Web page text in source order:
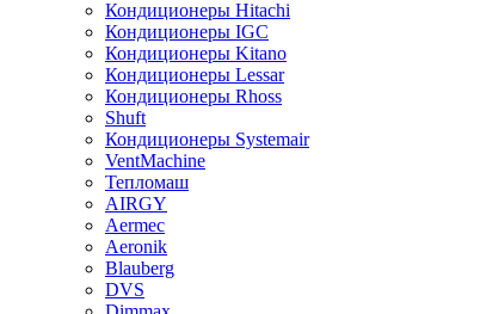
Кондиционеры Hitachi
Кондиционеры IGC
Кондиционеры Kitano
Кондиционеры Lessar
Кондиционеры Rhoss
Shuft
Кондиционеры Systemair
VentMachine
Тепломаш
AIRGY
Aermec
Aeronik
Blauberg
DVS